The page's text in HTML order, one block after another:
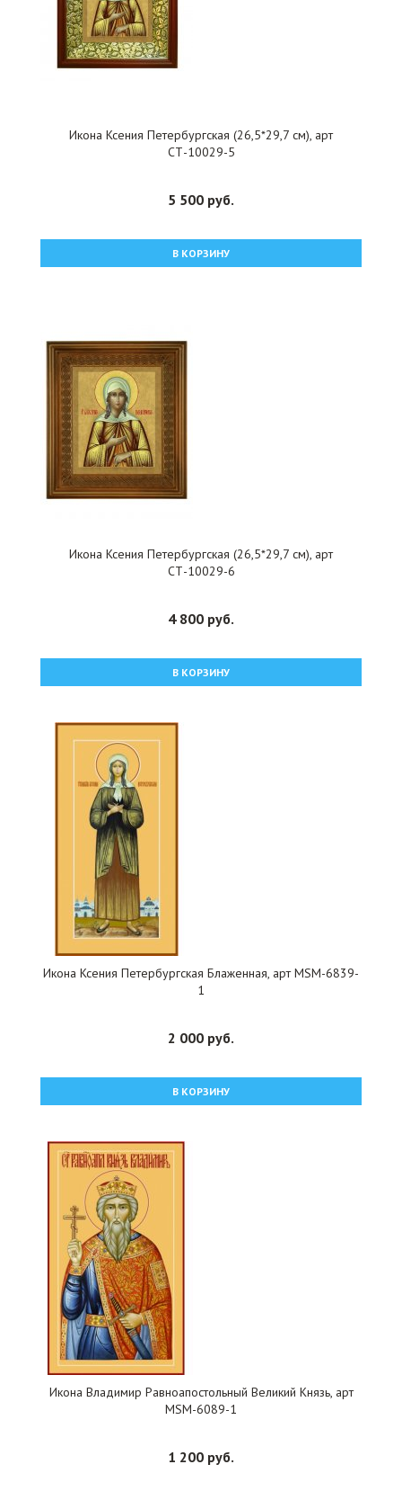
Икона Ксения Петербургская (26,5*29,7 см), арт
СТ-10029-5
5 500 руб.
В КОРЗИНУ
Икона Ксения Петербургская (26,5*29,7 см), арт
СТ-10029-6
4 800 руб.
В КОРЗИНУ
Икона Ксения Петербургская Блаженная, арт MSM-6839-
1
2 000 руб.
В КОРЗИНУ
Икона Владимир Равноапостольный Великий Князь, арт
MSM-6089-1
1 200 руб.